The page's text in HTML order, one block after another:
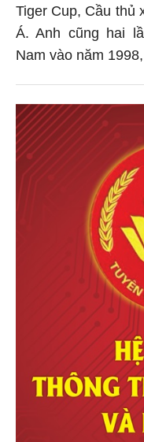
Tiger Cup, Cầu thủ
Á. Anh cũng hai
Nam vào năm